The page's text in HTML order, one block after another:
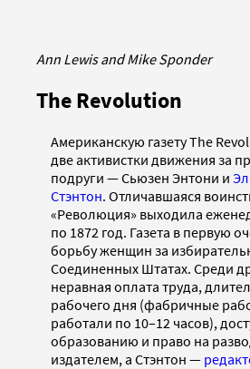
Ann Lewis and Mike Sponder
The Revolution
Американскую газету The
две активистки движения за
подруги — Сьюзен Энтони и
Стэнтон. Отличавшаяся
«Революция» выходила
по 1872 год. Газета в первую
борьбу женщин за
Соединенных Штатах. Среди
неравная оплата труда,
рабочего дня (фабричные
работали по 10–12 часов),
образованию и право на
издателем, а Стэнтон —